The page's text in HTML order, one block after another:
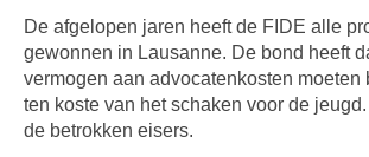
De afgelopen jaren heeft de FIDE alle
gewonnen in Lausanne. De bond heeft
vermogen aan advocatenkosten moeten
ten koste van het schaken voor de
de betrokken eisers.